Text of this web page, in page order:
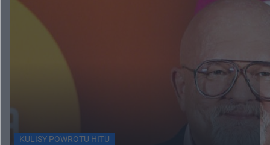
KULISY POWROTU HITU